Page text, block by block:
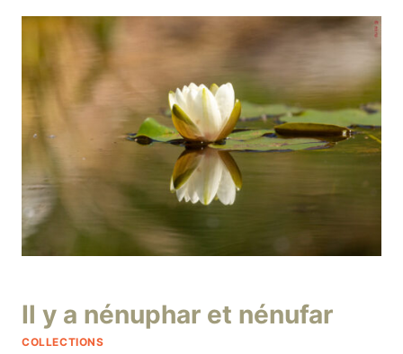
AT…
COLLECTIONS
Il y a nénuphar et nénufar
niro